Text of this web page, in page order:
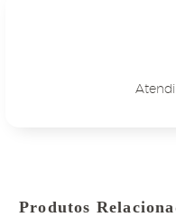
Produtos